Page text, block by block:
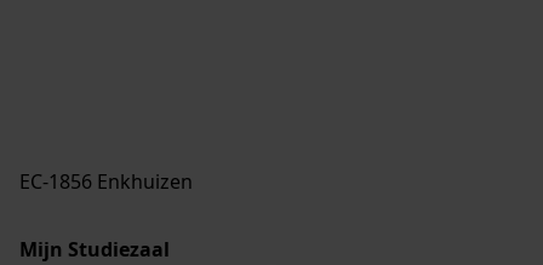
EC-1856 Enkhuizen
Mijn Studiezaal